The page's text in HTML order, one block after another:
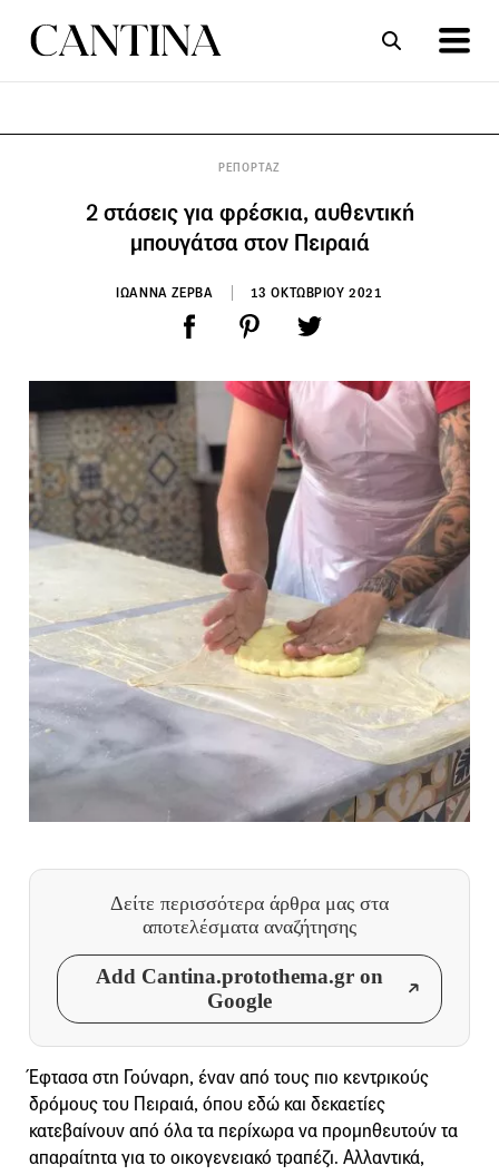
ΡΕΠΟΡΤΑΖ
2 στάσεις για φρέσκια, αυθεντική
μπουγάτσα στον Πειραιά
ΙΩΑΝΝΑ ΖΕΡΒΑ 13 ΟΚΤΩΒΡΙΟΥ 2021
Δείτε περισσότερα άρθρα μας στα
αποτελέσματα αναζήτησης
Add Cantina.protothema.gr on
Google
Έφτασα στη Γούναρη, έναν από τους πιο κεντρικούς
δρόμους του Πειραιά, όπου εδώ και δεκαετίες
κατεβαίνουν από όλα τα περίχωρα να προμηθευτούν τα
απαραίτητα για το οικογενειακό τραπέζι. Αλλαντικά,